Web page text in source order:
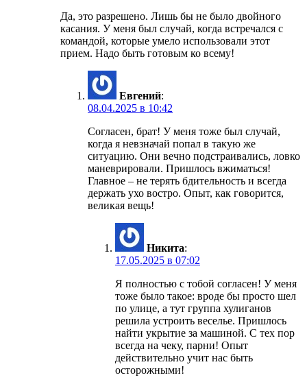
Да, это разрешено. Лишь бы не было двойного
касания. У меня был случай, когда встречался с
командой, которые умело использовали этот
прием. Надо быть готовым ко всему!
Евгений:
08.04.2025 в 10:42
Согласен, брат! У меня тоже был случай,
когда я невзначай попал в такую же
ситуацию. Они вечно подстраивались, ловко
маневрировали. Пришлось вжиматься!
Главное – не терять бдительность и всегда
держать ухо востро. Опыт, как говорится,
великая вещь!
Никита:
17.05.2025 в 07:02
Я полностью с тобой согласен! У меня
тоже было такое: вроде бы просто шел
по улице, а тут группа хулиганов
решила устроить веселье. Пришлось
найти укрытие за машиной. С тех пор
всегда на чеку, парни! Опыт
действительно учит нас быть
осторожными!